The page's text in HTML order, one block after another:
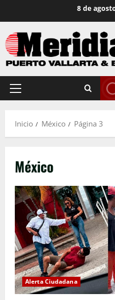
contenido
8 de
Menú
Inicio México Página 3
México
Alerta Ciudadana